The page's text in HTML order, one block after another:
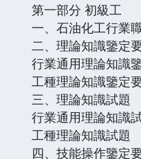
第一部分 初級工
一、石油化工行業
二、理論知識鑒定
行業通用理論知識
工種理論知識鑒定
三、理論知識試題
行業通用理論知識
工種理論知識試題
四、技能操作鑒定